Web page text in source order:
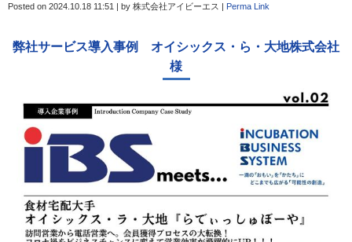
Posted on 2024.10.18 11:51 | by 株式会社アイビーエス | Perma Link
弊社サービス導入事例 オイシックス・ら・大地株式会社
様